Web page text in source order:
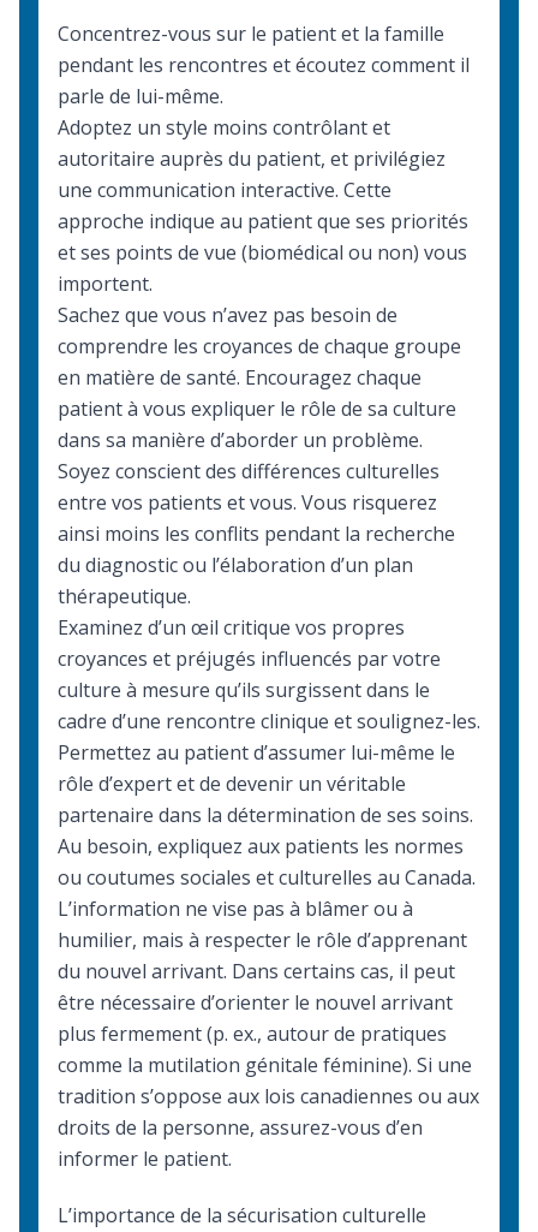
Concentrez-vous sur le patient et la famille
pendant les rencontres et écoutez comment il
parle de lui-même.
Adoptez un style moins contrôlant et
autoritaire auprès du patient, et privilégiez
une communication interactive. Cette
approche indique au patient que ses priorités
et ses points de vue (biomédical ou non) vous
importent.
Sachez que vous n’avez pas besoin de
comprendre les croyances de chaque groupe
en matière de santé. Encouragez chaque
patient à vous expliquer le rôle de sa culture
dans sa manière d’aborder un problème.
Soyez conscient des différences culturelles
entre vos patients et vous. Vous risquerez
ainsi moins les conflits pendant la recherche
du diagnostic ou l’élaboration d’un plan
thérapeutique.
Examinez d’un œil critique vos propres
croyances et préjugés influencés par votre
culture à mesure qu’ils surgissent dans le
cadre d’une rencontre clinique et soulignez-les.
Permettez au patient d’assumer lui-même le
rôle d’expert et de devenir un véritable
partenaire dans la détermination de ses soins.
Au besoin, expliquez aux patients les normes
ou coutumes sociales et culturelles au Canada.
L’information ne vise pas à blâmer ou à
humilier, mais à respecter le rôle d’apprenant
du nouvel arrivant. Dans certains cas, il peut
être nécessaire d’orienter le nouvel arrivant
plus fermement (p. ex., autour de pratiques
comme la mutilation génitale féminine). Si une
tradition s’oppose aux lois canadiennes ou aux
droits de la personne, assurez-vous d’en
informer le patient.
L’importance de la sécurisation culturelle